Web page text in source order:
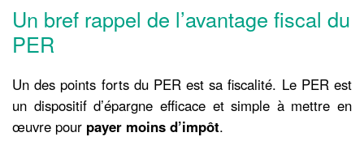
Un bref rappel de l’avantage fiscal du
PER
Un des points forts du PER est sa fiscalité. Le PER est
un dispositif d’épargne efficace et simple à mettre en
œuvre pour payer moins d’impôt.